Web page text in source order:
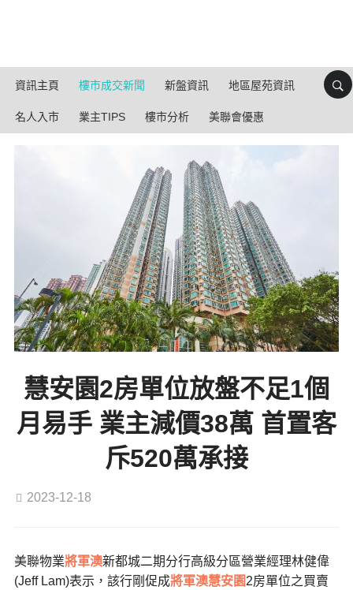
資訊主頁 樓市成交新聞 新盤資訊 地區屋苑資訊
名人入市 業主TIPS 樓市分析 美聯會優惠
慧安園2房單位放盤不足1個
月易手 業主減價38萬 首置客
斥520萬承接
2023-12-18
美聯物業將軍澳新都城二期分行高級分區營業經理林健偉
(Jeff Lam)表示，該行剛促成將軍澳慧安園2房單位之買賣